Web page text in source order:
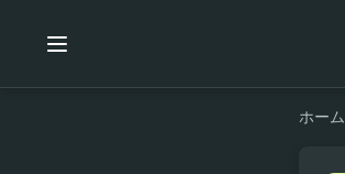
ホーム